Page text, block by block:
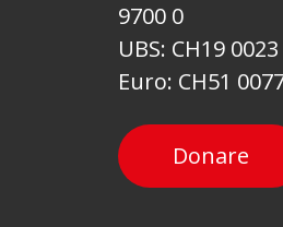
9700 0
UBS: CH19
Euro: CH51
Donare